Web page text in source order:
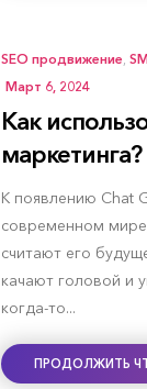
SEO продвижение,
Март 6, 2024
Как
маркетинга?
К появлению Chat
современном
считают его
качают головой и
когда-то...
ПРОДОЛЖИТЬ